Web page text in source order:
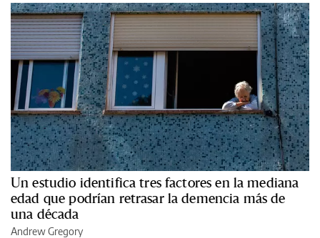
Un estudio identifica tres factores en la mediana
edad que podrían retrasar la demencia más de
una década
Andrew Gregory